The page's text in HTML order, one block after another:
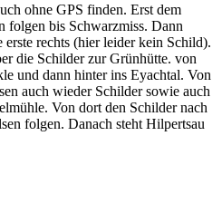
ohne GPS finden. Erst dem
bis Schwarzmiss. Dann
rechts (hier leider kein Schild).
die Schilder zur Grünhütte. von
und dann hinter ins Eyachtal. Von
auch wieder Schilder sowie auch
Von dort den Schilder nach
folgen. Danach steht Hilpertsau